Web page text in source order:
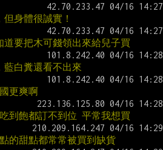
身體很誠實！
要把木可錢領出來給兒子買
白糞還看不出來
更爽啊
到飽都訂不到位 平常我想買
的甜點都常常被買到缺貨